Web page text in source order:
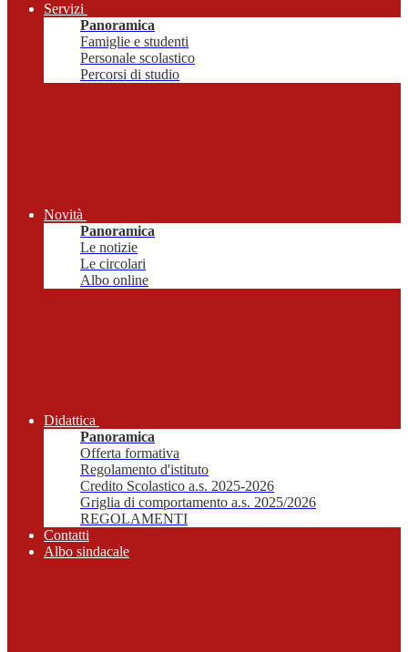
Servizi
Panoramica
Famiglie e studenti
Personale scolastico
Percorsi di studio
Novità
Panoramica
Le notizie
Le circolari
Albo online
Didattica
Panoramica
Offerta formativa
Regolamento d'istituto
Credito Scolastico a.s. 2025-2026
Griglia di comportamento a.s. 2025/2026
REGOLAMENTI
Contatti
Albo sindacale